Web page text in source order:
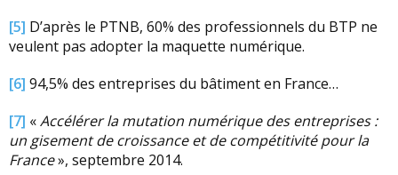
[5] D’après le PTNB, 60% des professionnels du BTP ne
veulent pas adopter la maquette numérique.
[6] 94,5% des entreprises du bâtiment en France…
[7] «Accélérer la mutation numérique des entreprises :
un gisement de croissance et de compétitivité pour la
France», septembre 2014.